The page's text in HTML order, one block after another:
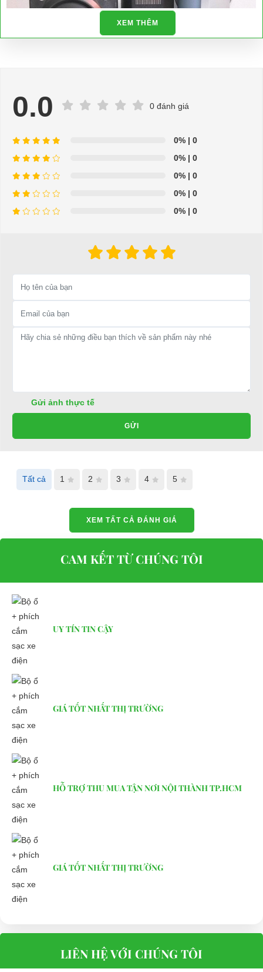
Thông tin chi tiết bộ ổ + phích cắm sạc xe điện:
Chèn lực: 20N ~ 80N
Insulaten resistanceis: ≥ 500MΩ
Nội trở làm việc: ≤ 0.5mΩ
Điện áp tối đa: 2000V
Để được tư vấn thêm về cách sử dụng xe ô tô điện để tăng tuổi thọ
cho xe hoặc có vấn đề gì cần được hỗ trợ, quý khách vui lòng liên
LIÊN HỆ CÔNG TY:
Địa chỉ: 845 Quốc Lộ 13, Phường Hiệp Bình Phước, Thành phố
Website:
XEM THÊM
0.0 0 đánh giá
0% | 0
0% | 0
0% | 0
0% | 0
0% | 0
Gửi ảnh thực tế
GỬI
Tất cả 1 2 3 4 5
XEM TẤT CẢ ĐÁNH GIÁ
CAM KẾT TỪ CHÚNG TÔI
UY TÍN TIN CẬY
GIÁ TỐT NHẤT THỊ TRƯỜNG
HỖ TRỢ THU MUA TẬN NƠI NỘI THÀNH TP.HCM
GIÁ TỐT NHẤT THỊ TRƯỜNG
LIÊN HỆ VỚI CHÚNG TÔI